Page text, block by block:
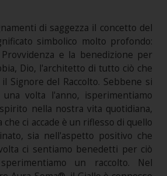
di saggezza il concetto del
simbolico molto profondo:
e la benedizione per
Dio, l'architetto di tutto ciò che
Signore del Raccolto. Sebbene si
volta l'anno, isperimentiamo
nella nostra vita quotidiana,
che ci accade è un riflesso di quello
sia nell'aspetto positivo che
ci sentiamo benedetti per ciò
un raccolto. Nel